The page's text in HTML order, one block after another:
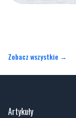
Artykuły
Kronika policyjna